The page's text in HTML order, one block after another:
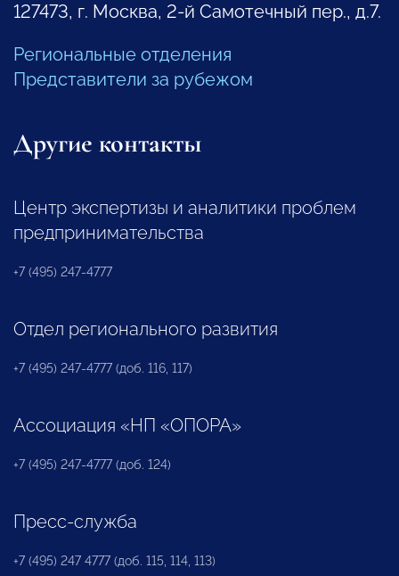
127473, г. Москва, 2-й Самотечный пер., д.7.
Региональные отделения
Представители за рубежом
Другие контакты
Центр экспертизы и аналитики проблем
предпринимательства
+7 (495) 247-4777
Отдел регионального развития
+7 (495) 247-4777 (доб. 116, 117)
Ассоциация «НП «ОПОРА»
+7 (495) 247-4777 (доб. 124)
Пресс-служба
+7 (495) 247 4777 (доб. 115, 114, 113)